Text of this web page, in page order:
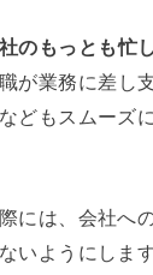
のもっとも忙
が業務に差し
どもスムーズ
には、会社へ
いようにします